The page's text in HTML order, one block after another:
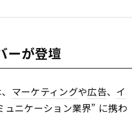
ーが登壇
マーケティングや広告、 イ
ニケーション業界” に携わ